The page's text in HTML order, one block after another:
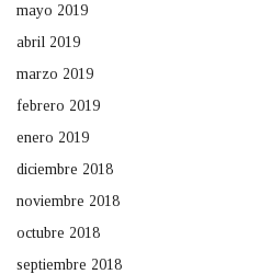
mayo 2019
abril 2019
marzo 2019
febrero 2019
enero 2019
diciembre 2018
noviembre 2018
octubre 2018
septiembre 2018